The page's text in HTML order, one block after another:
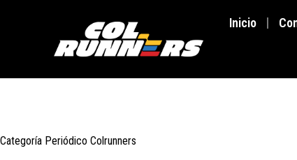
Inicio
Categoría Periódico Colrunners